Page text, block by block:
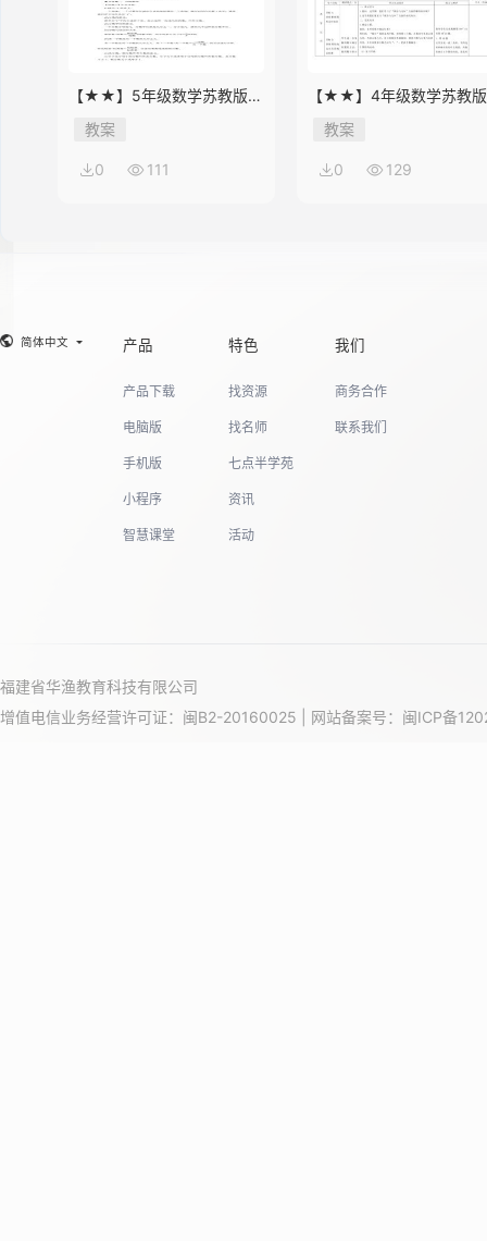
【★★】5年级数学苏教版下
册教案第8单元《单元复习》
教案
0 111
【★★】4年级数学苏教
册教案第9单元《单元复
教案
0 129
简体中文 产品
产品下载
电脑版
手机版
小程序
智慧课堂
特色
找资源
找名师
七点半学苑
资讯
活动
我们
商务合作
联系我们
福建省华渔教育科技有限公司
增值电信业务经营许可证：闽B2-20160025 | 网站备案号： 闽ICP备